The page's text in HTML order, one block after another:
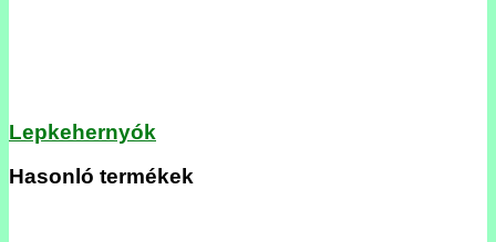
Lepkehernyók
Hasonló termékek